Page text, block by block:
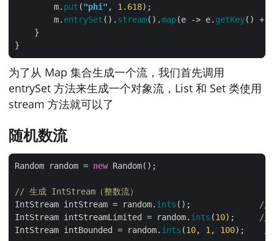
        m.
put ("phi" , 1. 618
        m.
entrySet (). stream().map(e -> e. getKey() +
为了从 Map 集合生成一个流，我们首先调用
entrySet 方法来生成一个对象流，List 和 Set 类使用
stream 方法就可以了
随机数流
Random random = new
// 生成 IntStream（整数流）
IntStream intStream = random. ints ();
//
IntStream intStreamLimited = random. ints (10);
//
IntStream intBounded = random. ints (10, 1 , 100);